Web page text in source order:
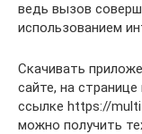
ведь вызов
использованием
Скачивать
сайте, на
ссылке https://
можно получить